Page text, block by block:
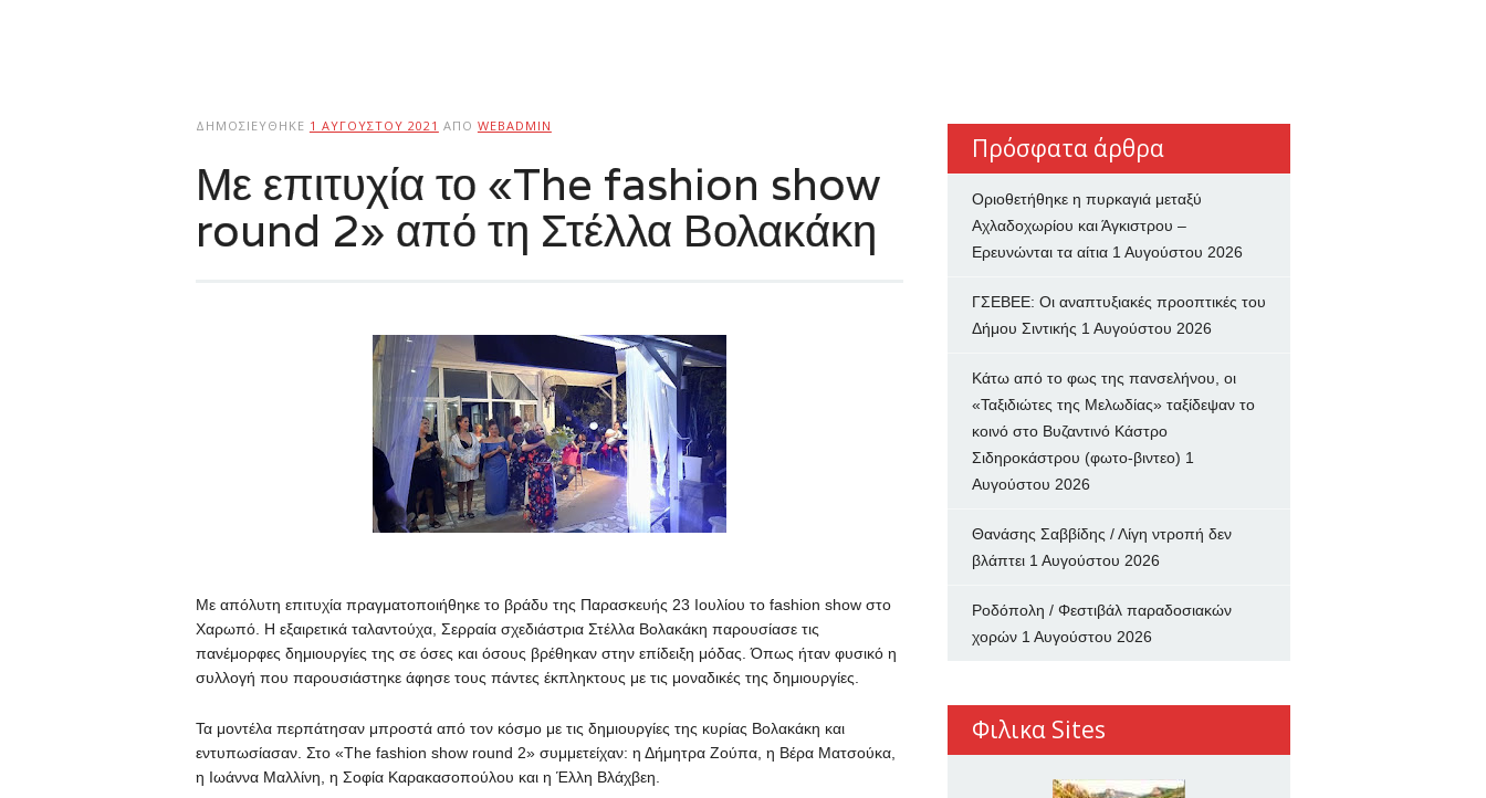
ΔΗΜΟΣΙΕΎΘΗΚΕ 1 ΑΥΓΟΎΣΤΟΥ 2021 ΑΠΌ WEBADMIN
Με επιτυχία το «The fashion show
round 2» από τη Στέλλα Βολακάκη
Με απόλυτη επιτυχία πραγματοποιήθηκε το βράδυ της Παρασκευής 23 Ιουλίου το fashion show στο
Χαρωπό. Η εξαιρετικά ταλαντούχα, Σερραία σχεδιάστρια Στέλλα Βολακάκη παρουσίασε τις
πανέμορφες δημιουργίες της σε όσες και όσους βρέθηκαν στην επίδειξη μόδας. Όπως ήταν φυσικό η
συλλογή που παρουσιάστηκε άφησε τους πάντες έκπληκτους με τις μοναδικές της δημιουργίες.
Τα μοντέλα περπάτησαν μπροστά από τον κόσμο με τις δημιουργίες της κυρίας Βολακάκη και
εντυπωσίασαν. Στο «The fashion show round 2» συμμετείχαν: η Δήμητρα Ζούπα, η Βέρα Ματσούκα,
η Ιωάννα Μαλλίνη, η Σοφία Καρακασοπούλου και η Έλλη Βλάχβεη.
Πρόσφατα άρθρα
Οριοθετήθηκε η πυρκαγιά μεταξύ
Αχλαδοχωρίου και Άγκιστρου –
Ερευνώνται τα αίτια 1 Αυγούστου 2026
ΓΣΕΒΕΕ: Οι αναπτυξιακές προοπτικές του
Δήμου Σιντικής 1 Αυγούστου 2026
Κάτω από το φως της πανσελήνου, οι
«Ταξιδιώτες της Μελωδίας» ταξίδεψαν το
κοινό στο Βυζαντινό Κάστρο
Σιδηροκάστρου (φωτο-βιντεο) 1
Αυγούστου 2026
Θανάσης Σαββίδης / Λίγη ντροπή δεν
βλάπτει 1 Αυγούστου 2026
Ροδόπολη / Φεστιβάλ παραδοσιακών
χορών 1 Αυγούστου 2026
Φιλικα Sites